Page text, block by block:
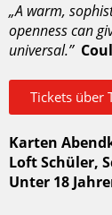
„A warm,
openness can
universal.’’
Tickets über
Karten
Loft Schüler,
Unter 18